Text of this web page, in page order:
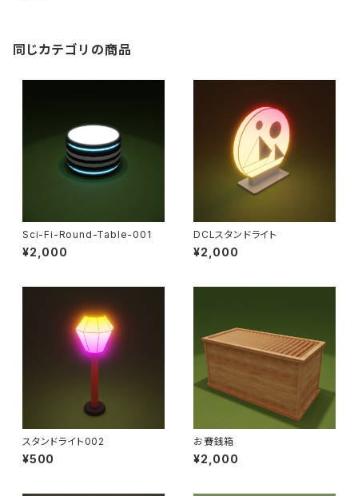
同じカテゴリの商品
Sci-Fi-Round-Table-001
¥2,000
DCLスタンドライト
¥2,000
スタンドライト002
¥500
お賽銭箱
¥2,000